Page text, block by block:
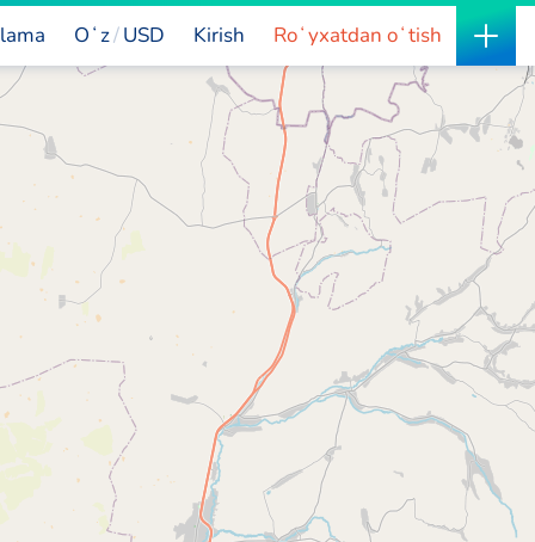
Oʻz USD Kirish Roʻyxatdan oʻtish